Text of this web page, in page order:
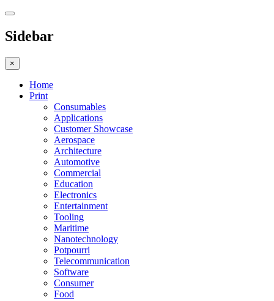
Sidebar
×
Home
Print
Consumables
Applications
Customer Showcase
Aerospace
Architecture
Automotive
Commercial
Education
Electronics
Entertainment
Tooling
Maritime
Nanotechnology
Potpourri
Telecommunication
Software
Consumer
Food